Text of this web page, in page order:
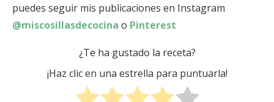
puedes seguir mis publicaciones en Instagram
@miscosillasdecocina o Pinterest
¿Te ha gustado la receta?
¡Haz clic en una estrella para puntuarla!